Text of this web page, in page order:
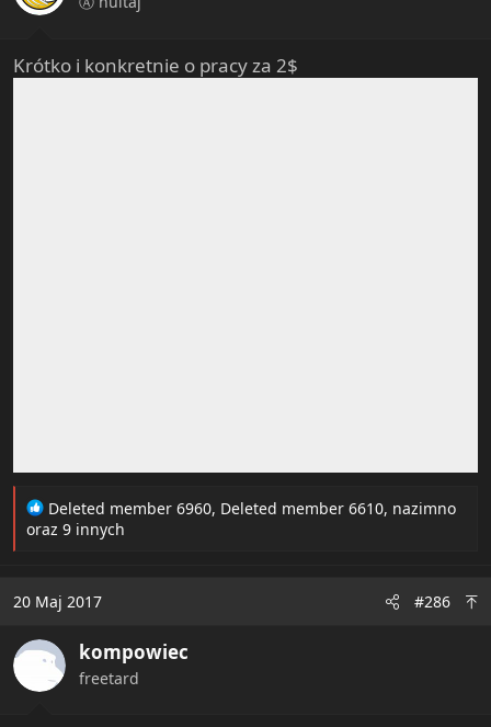
s
Krótko i konkretnie o pracy za 2$
R
e
i
n
:
Deleted member 6960, Deleted member 6610, nazimno
oraz 9 innych
20 Maj 2017 #286
kompowiec
freetard